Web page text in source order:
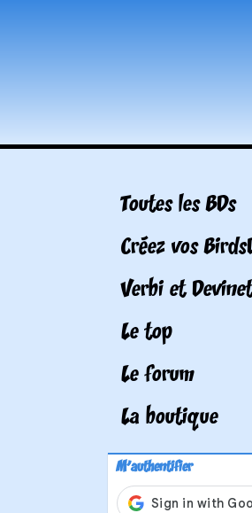
Toutes les BDs
Créez vos
Verbi et
Le top
Le forum
La boutique
M'authentifier